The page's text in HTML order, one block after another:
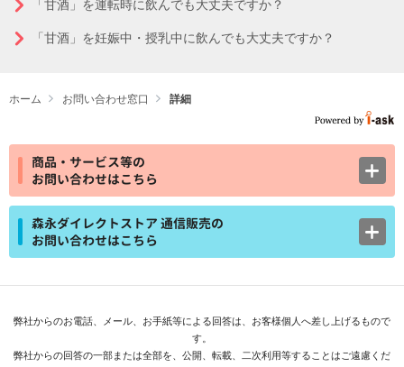
「甘酒」を運転時に飲んでも大丈夫ですか？
「甘酒」を妊娠中・授乳中に飲んでも大丈夫ですか？
ホーム お問い合わせ窓口 詳細
商品・サービス等の
お問い合わせはこちら
森永ダイレクトストア 通信販売の
お問い合わせはこちら
弊社からのお電話、メール、お手紙等による回答は、お客様個人へ差し上げるもので
す。
弊社からの回答の一部または全部を、公開、転載、二次利用等することはご遠慮くだ